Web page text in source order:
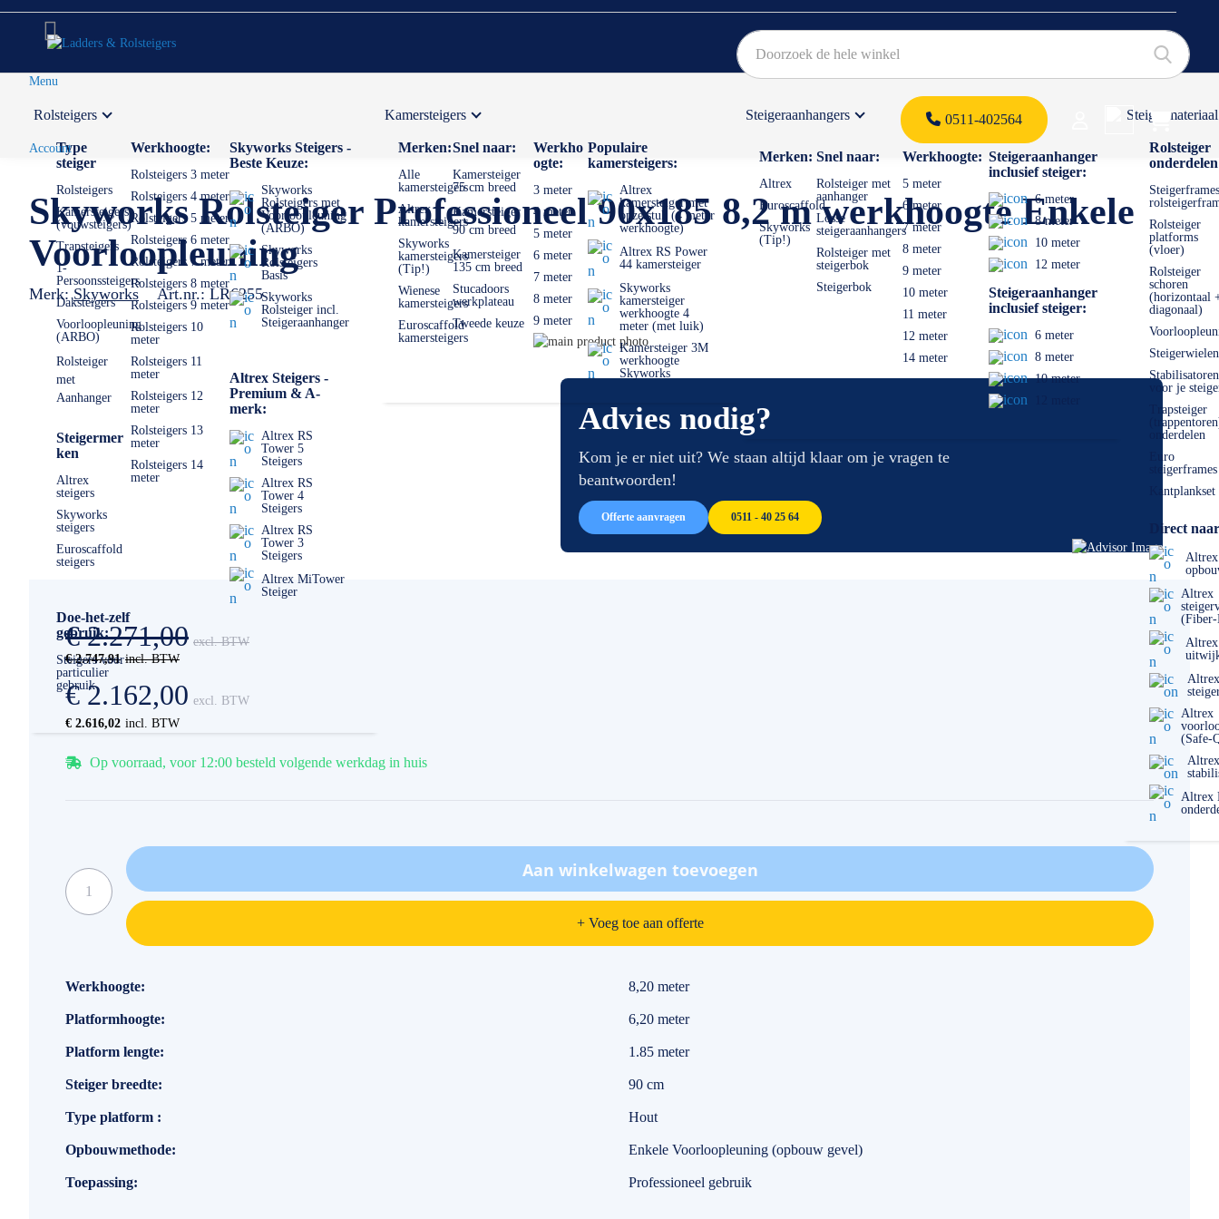
0511-402564
Menu
Rolsteigers
Type
steiger
Rolsteigers
Kamersteigers
(vouwsteigers)
Trapsteigers
1-
Persoonssteigers
Daksteigers
Voorloopleuning
(ARBO)
Rolsteiger
met
Aanhanger
Steigermer
ken
Altrex
steigers
Skyworks
steigers
Euroscaffold
steigers
Doe-het-zelf
gebruik:
Steigers voor
particulier
gebruik
Werkhoogte:
Rolsteigers 3 meter
Rolsteigers 4 meter
Rolsteigers 5 meter
Rolsteigers 6 meter
Rolsteigers 7 meter
Rolsteigers 8 meter
Rolsteigers 9 meter
Rolsteigers 10
meter
Rolsteigers 11
meter
Rolsteigers 12
meter
Rolsteigers 13
meter
Rolsteigers 14
meter
Skyworks Steigers -
Beste Keuze:
Skyworks
Rolsteigers met
Voorloopleuning
(ARBO)
Skyworks
Rolsteigers
Basis
Skyworks
Rolsteiger incl.
Steigeraanhanger
Altrex Steigers -
Premium & A-
merk:
Altrex RS
Tower 5
Steigers
Altrex RS
Tower 4
Steigers
Altrex RS
Tower 3
Steigers
Altrex MiTower
Steiger
Kamersteigers
Merken:
Alle
kamersteigers
Altrex
kamersteigers
Skyworks
kamersteigers
(Tip!)
Wienese
kamersteigers
Euroscaffold
kamersteigers
Snel naar:
Kamersteiger
75 cm breed
Kamersteiger
90 cm breed
Kamersteiger
135 cm breed
Stucadoors
werkplateau
Tweede keuze
Werkho
ogte:
3 meter
4 meter
5 meter
6 meter
7 meter
8 meter
9 meter
Populaire
kamersteigers:
Altrex
kamersteiger met
opzetstuk (4 meter
werkhoogte)
Altrex RS Power
44 kamersteiger
Skyworks
kamersteiger
werkhoogte 4
meter (met luik)
Kamersteiger 3M
werkhoogte
Skyworks
Steigeraanhangers
Merken:
Altrex
Euroscaffold
Skyworks
(Tip!)
Snel naar:
Rolsteiger met
aanhanger
Losse
steigeraanhangers
Rolsteiger met
steigerbok
Steigerbok
Werkhoogte:
5 meter
6 meter
7 meter
8 meter
9 meter
10 meter
11 meter
12 meter
14 meter
Steigeraanhanger
inclusief steiger:
6 meter
8 meter
10 meter
12 meter
Steigeraanhanger
inclusief steiger:
6 meter
8 meter
10 meter
Steigermateriaal
Rolsteiger
Rolsteiger
platforms
(vloer)
Rolsteiger
schoren
(horizontaal
diagonaal)
Steigerwielen
Stabilisatoren
voor je
Trapsteiger
onderdelen
Euro
steigerframes
Kantplankset
Direct
Altrex
Altrex
Altrex
Altrex
Altrex
(Safe-
Altrex
Altrex
Account
Skyworks Rolsteiger Professioneel 90x185 8,2 m werkhoogte Enkele
Voorloopleuning
Merk: Skyworks Art.nr.: LR6255
Ga
afbeeldingen-
Advies nodig?
Kom je er niet uit? We staan altijd klaar om je vragen te
beantwoorden!
Offerte aanvragen 0511 - 40 25 64
€ 2.747,91
€ 2.271,00
€ 2.616,02
€ 2.162,00
Op voorraad, voor 12:00 besteld volgende werkdag in huis
Aan winkelwagen toevoegen
+ Voeg toe aan offerte
Specificaties
Werkhoogte 8,20 meter
Platformhoogte 6,20 meter
Platform lengte 1.85 meter
Steiger breedte 90 cm
Type platform Hout
Opbouwmethode Enkele Voorloopleuning (opbouw gevel)
Toepassing Professioneel gebruik